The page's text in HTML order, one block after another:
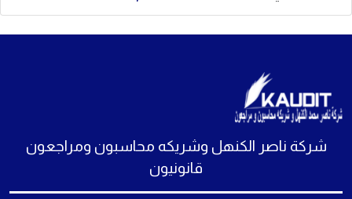
شركة ناصر الكنهل وشريكه محاسبون ومراجعون
قانونيون